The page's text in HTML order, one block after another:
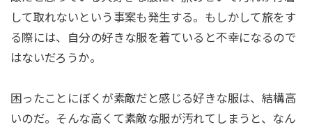
して取れないという事案も発生する。もしかして旅をす
る際には、自分の好きな服を着ていると不幸になるので
はないだろうか。
困ったことにぼくが素敵だと感じる好きな服は、結構高
いのだ。そんな高くて素敵な服が汚れてしまうと、なん